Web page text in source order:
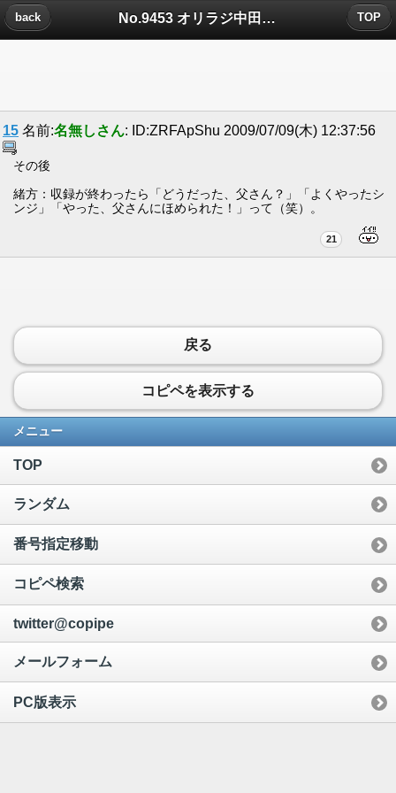
No.9453 オリラジ中田と緒方恵美の対談にてについたコメント
back TOP
15 名前:名無しさん: ID:ZRFApShu 2009/07/09(木) 12:37:56
その後
緒方：収録が終わったら「どうだった、父さん？」「よくやったシ
ンジ」「やった、父さんにほめられた！」って（笑）。
21
戻る
コピペを表示する
メニュー
TOP
ランダム
番号指定移動
コピペ検索
twitter@copipe
メールフォーム
PC版表示